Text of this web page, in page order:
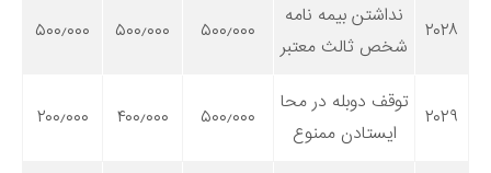
۲۰۲۸
نداشتن بیمه نامه
شخص ثالث معتبر
۵۰۰٫۰۰۰ ۵۰۰٫۰۰۰ ۵۰۰٫۰۰۰
۲۰۲۹
توقف دوبله در محا
ایستادن ممنوع
۵۰۰٫۰۰۰ ۴۰۰٫۰۰۰ ۲۰۰٫۰۰۰